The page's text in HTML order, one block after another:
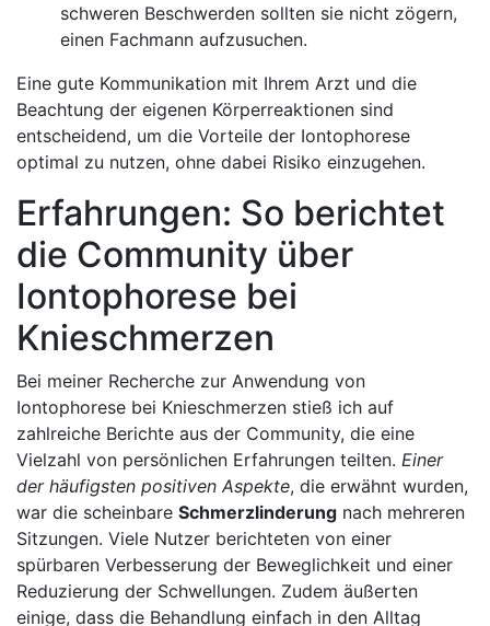
schweren Beschwerden sollten ‍sie nicht ⁤zögern,
einen Fachmann aufzusuchen.
Eine gute‌ Kommunikation mit ‍Ihrem Arzt und die
Beachtung der ‌eigenen ⁤Körperreaktionen sind
entscheidend,⁣ um die Vorteile der‍ Iontophorese
optimal zu nutzen, ohne dabei Risiko ​einzugehen.
Erfahrungen: So berichtet‍
die ⁤Community über
Iontophorese bei
Knieschmerzen
Bei meiner Recherche zur Anwendung von
‌Iontophorese bei ⁢Knieschmerzen stieß ich auf⁢
zahlreiche Berichte aus der Community, die eine
Vielzahl von persönlichen‌ Erfahrungen teilten. Einer
der häufigsten positiven​ Aspekte, ⁣die erwähnt wurden,
war die scheinbare Schmerzlinderung nach mehreren
Sitzungen. Viele Nutzer berichteten von einer
spürbaren Verbesserung der Beweglichkeit und einer
Reduzierung ⁣der Schwellungen.‌ Zudem⁢ äußerten
einige, dass ⁢die Behandlung einfach in ‍den Alltag